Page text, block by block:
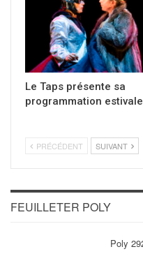
Le Taps présente sa
programmation estivale
PRÉCÉDENT SUIVANT
FEUILLETER POLY
Poly